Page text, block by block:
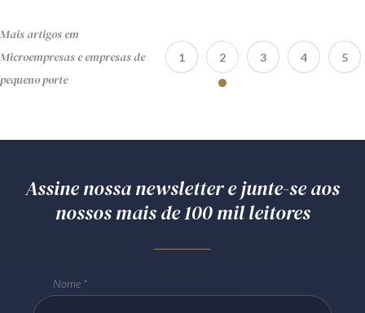
Mais artigos em
Microempresas e empresas de
pequeno porte
1 2 3 4 5
Assine nossa newsletter e junte-se aos
nossos mais de 100 mil leitores
Nome